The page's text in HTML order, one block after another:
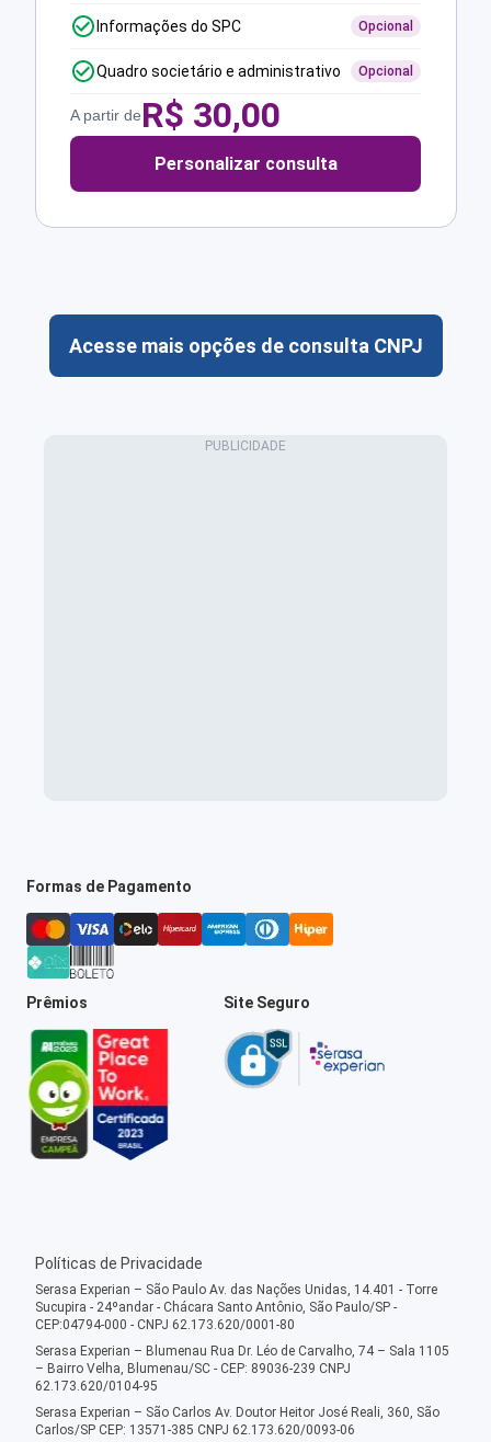
Informações do SPC Opcional
Quadro societário e administrativo Opcional
A partir deR$ 30,00
Personalizar consulta
Acesse mais opções de consulta CNPJ
Formas de Pagamento
Prêmios Site Seguro
Políticas de Privacidade
Serasa Experian – São Paulo Av. das Nações Unidas, 14.401 - Torre
Sucupira - 24ºandar - Chácara Santo Antônio, São Paulo/SP -
CEP:04794-000 - CNPJ 62.173.620/0001-80
Serasa Experian – Blumenau Rua Dr. Léo de Carvalho, 74 – Sala 1105
– Bairro Velha, Blumenau/SC - CEP: 89036-239 CNPJ
62.173.620/0104-95
Serasa Experian – São Carlos Av. Doutor Heitor José Reali, 360, São
Carlos/SP CEP: 13571-385 CNPJ 62.173.620/0093-06